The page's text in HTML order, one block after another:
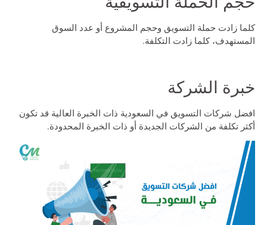
كلما زادت حملة التسويق وحجم المشروع أو عدد السوق
المستهدف، كلما زادت التكلفة.
خبرة الشركة
افضل شركات التسويق في السعودية ذات الخبرة العالية قد تكون
أكثر تكلفة من الشركات الجديدة أو ذات الخبرة المحدودة.